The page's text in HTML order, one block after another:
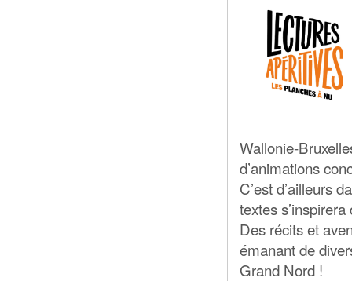
Wallonie-
d’animations
C’est d’ailleurs
textes
Des récits et
émanant de
Grand Nord !